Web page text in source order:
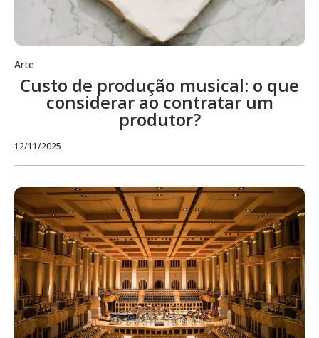
Arte
Custo de produção musical: o que
considerar ao contratar um
produtor?
12/11/2025